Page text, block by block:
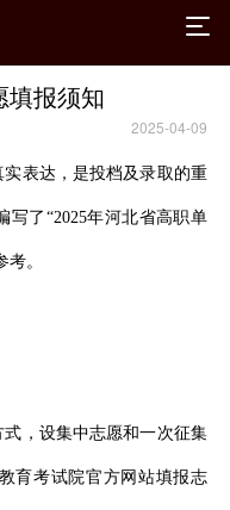
填报须知
2025-04-09
表达，是投档及录取的重
了“2025年河北省高职单
。
，设集中志愿和一次征集
育考试院官方网站填报志